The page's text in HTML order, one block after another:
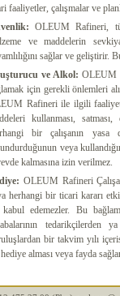
faaliyetler, çalışmalar ve
OLEUM Rafineri,
ve maddelerin
sağlar ve
ve Alkol: OLEUM
için gerekli önlemleri
Rafineri ile ilgili
kullanması, satması,
bir çalışanın
veya
kalmasına izin verilmez.
OLEUM Rafineri
herhangi bir ticari kararı
edemezler. Bu
bir takvim yılı
alması veya fayda